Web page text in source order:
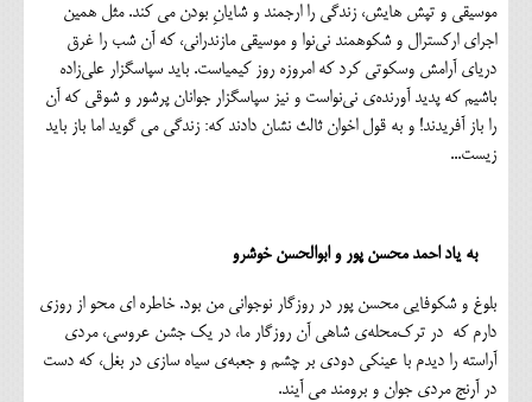
موسیقی و تپش هایش، زندگی را ارجمند و شایانِ بودن می کند. مثل همین
اجرای ارکسترال و شکوهمند نی‌نوا و موسیقی مازندرانی، که آن شب را غرق
دریای آرامش وسکوتی کرد که امروزه روز کیمیاست. باید سپاسگزار علی‌زاده
باشیم که پدید آورنده‌ی نی‌نواست و نیز سپاسگزار جوانان پرشور و شوقی که آن
را باز آفریدند! و به قول اخوان ثالث نشان دادند که: زندگی می گوید اما باز باید
زیست...
به یاد احمد محسن پور و ابوالحسن خوشرو
بلوغ و شکوفایی محسن پور در روزگار نوجوانی من بود. خاطره ای محو از روزی
دارم که در ترک‌محله‌ی شاهی آن روزگار ما، در یک جشن عروسی، مردی
آراسته را دیدم با عینکی دودی بر چشم و جعبه‌ی سیاه سازی در بغل، که دست
در آرنج مردی جوان و برومند می آیند.